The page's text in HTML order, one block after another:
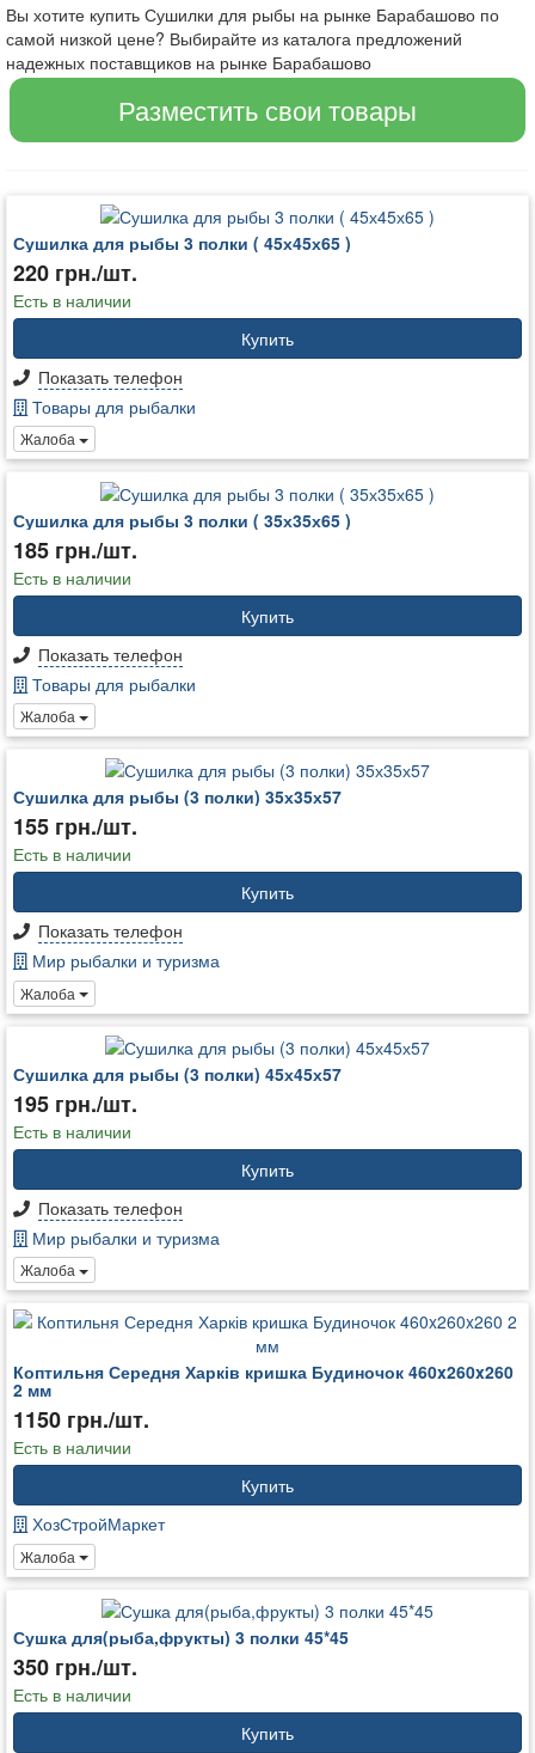
Вы хотите купить Сушилки для рыбы на рынке Барабашово по
самой низкой цене? Выбирайте из каталога предложений
надежных поставщиков на рынке Барабашово
Разместить свои товары
Сушилка для рыбы 3 полки ( 45х45х65 )
220 грн./шт.
Есть в наличии
Купить
Показать телефон
Товары для рыбалки
Жалоба
Сушилка для рыбы 3 полки ( 35х35х65 )
185 грн./шт.
Есть в наличии
Купить
Показать телефон
Товары для рыбалки
Жалоба
Сушилка для рыбы (3 полки) 35х35х57
155 грн./шт.
Есть в наличии
Купить
Показать телефон
Мир рыбалки и туризма
Жалоба
Сушилка для рыбы (3 полки) 45х45х57
195 грн./шт.
Есть в наличии
Купить
Показать телефон
Мир рыбалки и туризма
Жалоба
Коптильня Середня Харків кришка Будиночок 460x260x260
2 мм
1150 грн./шт.
Есть в наличии
Купить
ХозСтройМаркет
Жалоба
Сушка для(рыба,фрукты) 3 полки 45*45
350 грн./шт.
Есть в наличии
Купить